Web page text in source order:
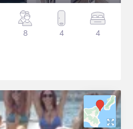
8 4 4